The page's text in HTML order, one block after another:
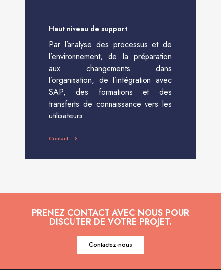
Haut niveau de support
Par l’analyse des processus et de
l’environnement, de la préparation
aux changements dans
l’organisation, de l’intégration avec
SAP, des formations et des
transferts de connaissance vers les
utilisateurs.
Contact
PRENEZ CONTACT AVEC NOUS POUR
DISCUTER DE VOTRE PROJET.
Contactez-nous